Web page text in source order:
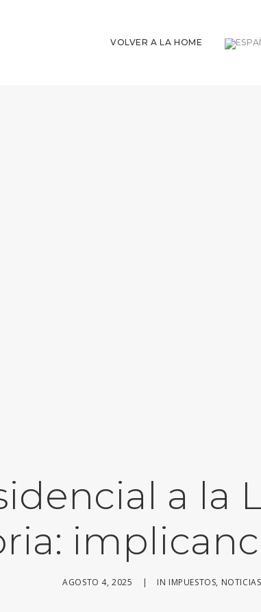
VOLVER A LA HOME
a la
AGOSTO 4, 2025 | IN IMPUESTOS, NOTICIAS